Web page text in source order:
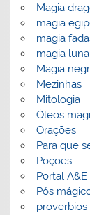
Magia
magia
magia
magia
Magia
Mezinhas
Mitologia
Óleos
Orações
Para que
Poções
Portal A&E
Pós
proverbios